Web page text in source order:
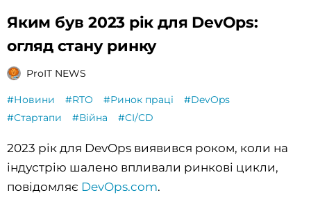
Яким був 2023 рік для DevOps:
огляд стану ринку
ProIT NEWS
#Новини #RTO #Ринок праці
#DevOps
#Стартапи
#Війна #CI/CD
2023 рік для DevOps виявився роком, коли на
індустрію шалено впливали ринкові цикли,
повідомляє DevOps.com.